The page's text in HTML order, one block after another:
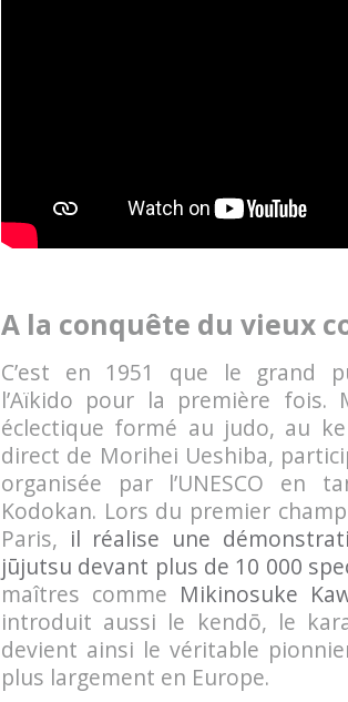
A la conquête du vieux
C’est en 1951 que le grand
l’Aïkido pour la première fois.
éclectique formé au judo, au
direct de Morihei Ueshiba,
organisée par l’UNESCO en
Kodokan. Lors du premier
Paris, il réalise une
jūjutsu devant plus de 10 000
maîtres comme Mikinosuke
introduit aussi le kendō, le
devient ainsi le véritable
plus largement en Europe.